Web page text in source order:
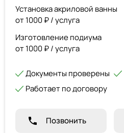
Установка акриловой ванны
от 1000 ₽ / услуга
Изготовление подиума
от 1000 ₽ / услуга
Документы проверены
Работает по договору
Позвонить